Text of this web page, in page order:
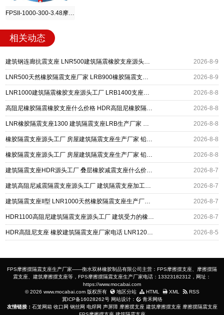
相关动态
建筑钢连廊抗震支座 LNR500建筑隔震橡胶支座源头工厂 抗震减振支座厂家 2026-8-9
LNR500天然橡胶隔震支座厂家 LRB900橡胶隔震支座 建筑隔震减震支座 2026-8-9
LNR1000建筑隔震橡胶支座源头工厂 LRB1400支座生产厂家 建筑水平力隔震支座厂家 2026-8-8
高阻尼橡胶隔震橡胶支座什么价格 HDR高阻尼橡胶隔震支座 HDR1200高阻尼建筑隔震支座生产厂家 2026-8-8
LNR橡胶隔震支座1300 建筑隔震支座LRB生产厂家 建筑铅芯建筑隔震支座源头工厂 2026-8-8
橡胶隔震支座源头工厂 房屋建筑隔震支座生产厂家 铅芯减震隔震支座源头工厂 2026-8-8
橡胶隔震支座源头工厂 房屋建筑隔震支座生产厂家 铅芯减震隔震支座源头工厂 2026-8-8
建筑隔震支座HDR源头工厂 叠层橡胶减震支座什么价格 抗拔减震支座厂家 2026-8-7
建筑高阻尼减震隔震支座源头工厂 建筑隔震支座加工生产厂家 LNR400天然橡胶支座厂家电话 2026-8-7
建筑隔震支座II型 LNR1000天然橡胶隔震支座生产厂家 LNR600隔震橡胶支座源头工厂 2026-8-7
HDR1100高阻尼建筑隔震支座源头工厂 建筑受力的橡胶隔震支座源头工厂 摩擦摆式减隔震支座 2026-8-7
HDR高阻尼支座 橡胶建筑隔震支座厂家电话 LNR1200橡胶支座 2026-8-5
FPS摩擦摆隔震支座生产厂家——衡水双林橡胶制品有限公司主营：FPS摩擦摆支座、摩擦摆隔
震支座、建筑摩擦摆支座等，FPS摩擦摆隔震支座生产厂家电话：13323182312，网址：
https://www.mocabai.com
© 2026 www.mocabai.com 版权所有
地区分站 HTML XML
RSS
冀ICP备16028262号网站设计：
青禾网络
友情链接： 石笼网箱 收口网 钢丝网 电焊网 声屏障 摩擦摆支座 建筑摩擦摆支座 摩擦摆隔震支座